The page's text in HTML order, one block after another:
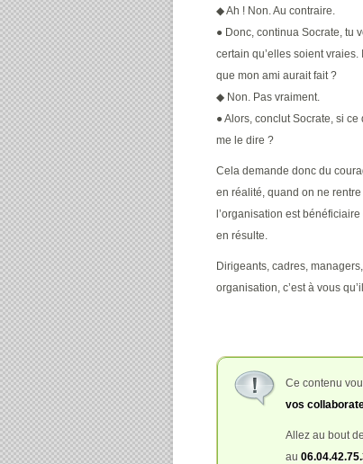
◆ Ah ! Non. Au contraire.
● Donc, continua Socrate, tu
certain qu’elles soient
que mon ami aurait fait ?
◆ Non. Pas vraiment.
● Alors, conclut Socrate, si
me le dire ?
Cela demande donc du
en réalité, quand on ne
l’organisation est
en résulte.
Dirigeants, cadres,
organisation, c’est à vous
Ce contenu
vos
Allez au bout
au